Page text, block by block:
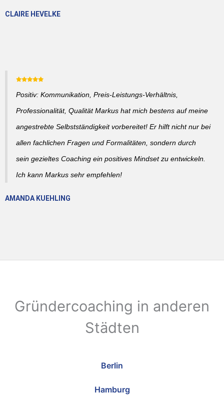
CLAIRE HEVELKE
Positiv: Kommunikation, Preis-Leistungs-Verhältnis,
Professionalität, Qualität Markus hat mich bestens auf meine
angestrebte Selbstständigkeit vorbereitet! Er hilft nicht nur bei
allen fachlichen Fragen und Formalitäten, sondern durch
sein gezieltes Coaching ein positives Mindset zu entwickeln.
Ich kann Markus sehr empfehlen!
AMANDA KUEHLING
Gründercoaching in anderen
Städten
Berlin
Hamburg